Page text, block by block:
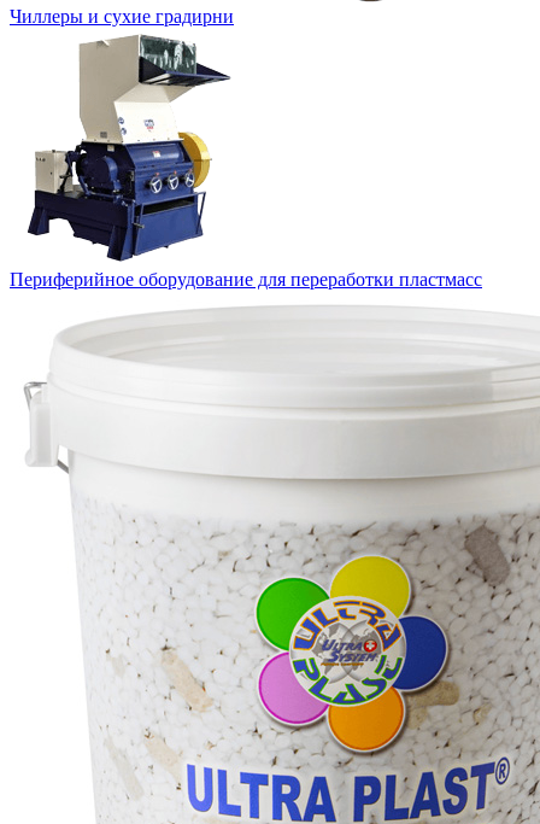
Чиллеры и сухие градирни
Периферийное оборудование для переработки пластмасс